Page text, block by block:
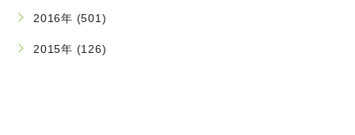
2016年 (501)
2015年 (126)